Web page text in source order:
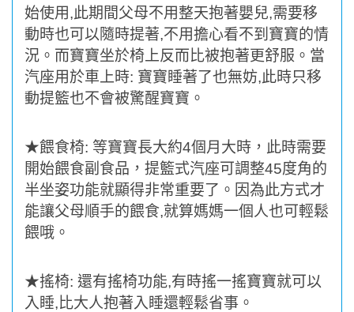
始使用,此期間父母不用整天抱著嬰兒,需要移
動時也可以隨時提著,不用擔心看不到寶寶的情
況。而寶寶坐於椅上反而比被抱著更舒服。當
汽座用於車上時: 寶寶睡著了也無妨,此時只移
動提籃也不會被驚醒寶寶。
★餵食椅: 等寶寶長大約4個月大時，此時需要
開始餵食副食品，提籃式汽座可調整45度角的
半坐姿功能就顯得非常重要了。因為此方式才
能讓父母順手的餵食,就算媽媽一個人也可輕鬆
餵哦。
★搖椅: 還有搖椅功能,有時搖一搖寶寶就可以
入睡, 比大人抱著入睡還輕鬆省事。